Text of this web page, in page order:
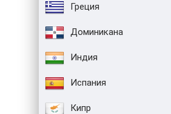
Греция
Доминикана
Индия
Испания
Кипр